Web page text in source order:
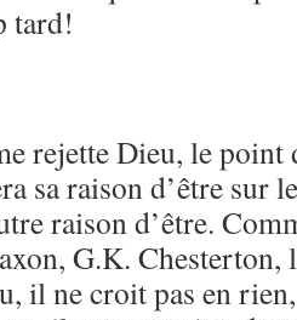
tard!
rejette Dieu, le point
sa raison d’être sur
raison d’être.
G.K. Chesterton,
il ne croit pas en